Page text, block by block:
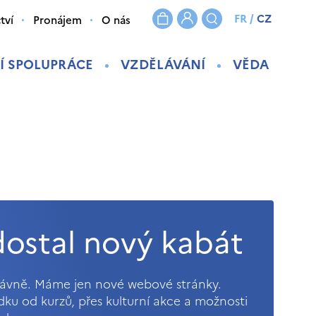
SPOLUPRÁCE VZDĚLÁVÁNÍ VĚDA
Pronájem O nás FR/CZ
nový kabát
Máme jen nové webové stránky.
od kurzů, přes kulturní akce a možnosti